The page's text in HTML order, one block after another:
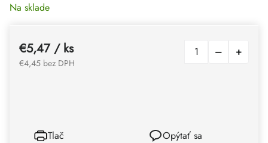
Na sklade
€5,47/ ks
€4,45 bez DPH
Tlač
Opýtať sa